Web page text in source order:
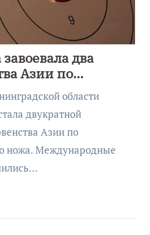
два
Азии по
области
двукратной
Азии по
ножа. Международные